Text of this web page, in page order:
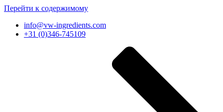
Перейти к содержимому
info@vw-ingredients.com
+31 (0)346-745109